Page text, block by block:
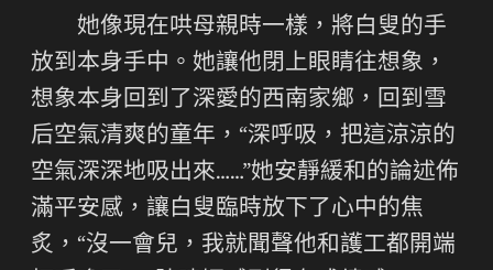
她像現在哄母親時一樣，將白叟的手
放到本身手中。她讓他閉上眼睛往想象，
想象本身回到了深愛的西南家鄉，回到雪
后空氣清爽的童年，“深呼吸，把這涼涼的
空氣深深地吸出來……”她安靜緩和的論述佈
滿平安感，讓白叟臨時放下了心中的焦
炙，“沒一會兒，我就聞聲他和護工都開端